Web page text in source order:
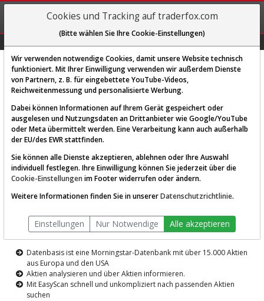
REGIS-
TRIEREN
Diese Funktion ist nur für
AKTIEN-TERMINAL
Die Aktienanalyse-Plattform von
TraderFox
Datenbasis ist eine Morningstar-Datenbank mit über 15.000 Aktien
aus Europa und den USA
Aktien analysieren und über Aktien informieren.
Mit EasyScan schnell und unkompliziert nach passenden Aktien
suchen
Cookies und Tracking auf traderfox.com
(Bitte wählen Sie Ihre Cookie-Einstellungen)
Wir verwenden notwendige Cookies, damit unsere Website technisch
funktioniert. Mit Ihrer Einwilligung verwenden wir außerdem Dienste
von Partnern, z. B. für eingebettete YouTube-Videos,
Reichweitenmessung und personalisierte Werbung.
Dabei können Informationen auf Ihrem Gerät gespeichert oder
ausgelesen und Nutzungsdaten an Drittanbieter wie Google/YouTube
oder Meta übermittelt werden. Eine Verarbeitung kann auch außerhalb
der EU/des EWR stattfinden.
Sie können alle Dienste akzeptieren, ablehnen oder Ihre Auswahl
individuell festlegen. Ihre Einwilligung können Sie jederzeit über die
Cookie-Einstellungen im Footer widerrufen oder ändern.
Weitere Informationen finden Sie in unsererDatenschutzrichtlinie.
Einstellungen Nur Notwendige Alle akzeptieren